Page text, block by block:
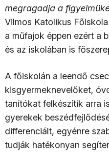
megragadja a
Vilmos Katolikus
a műfajok éppen ezért a
és az iskolában is
A főiskolán a leendő
kisgyermeknevelőket,
tanítókat felkészítik arra
gyerekek
differenciált, egyénre
tudják hatékonyan